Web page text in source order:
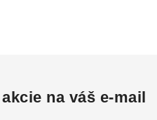
na váš e-mail